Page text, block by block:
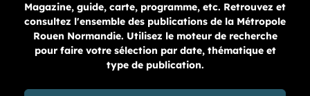
Magazine, guide, carte, programme, etc. Retrouvez et
consultez l'ensemble des publications de la Métropole
Rouen Normandie. Utilisez le moteur de recherche
pour faire votre sélection par date, thématique et
type de publication.